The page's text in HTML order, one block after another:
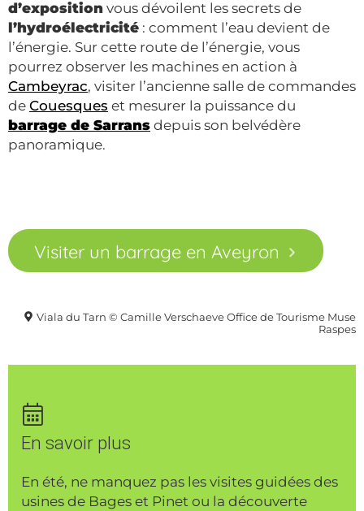
d’exposition vous dévoilent les secrets de
l’hydroélectricité : comment l’eau devient de
l’énergie. Sur cette route de l’énergie, vous
pourrez observer les machines en action à
Cambeyrac, visiter l’ancienne salle de commandes
de Couesques et mesurer la puissance du
barrage de Sarrans depuis son belvédère
panoramique.
Visiter un barrage en Aveyron
Viala du Tarn © Camille Verschaeve Office de Tourisme Muse
Raspes
En savoir plus
En été, ne manquez pas les visites guidées des
usines de Bages et Pinet ou la découverte